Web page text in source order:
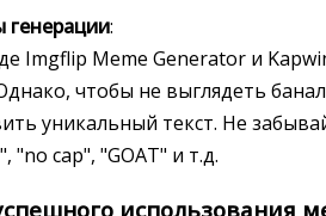
генерации:
Imgflip Meme Generator и
чтобы не выглядеть
уникальный текст. Не
"no cap", "GOAT" и т.д.
использования